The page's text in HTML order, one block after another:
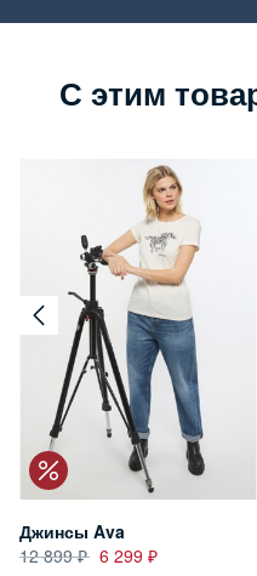
С этим
Джинсы Ava
12 899
6 299